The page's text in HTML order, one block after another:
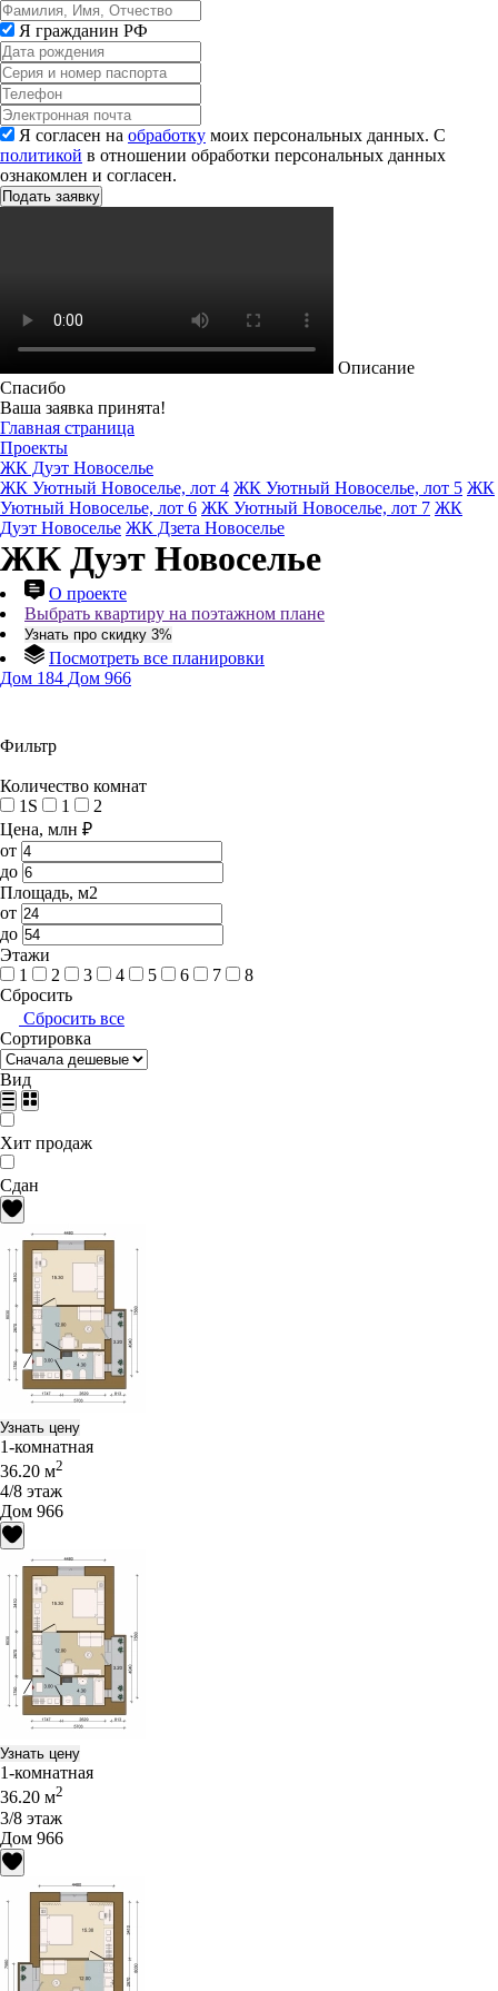
Я гражданин РФ
Я согласен на обработку моих персональных данных. С
политикой в отношении обработки персональных данных
ознакомлен и согласен.
Описание
Спасибо
Ваша заявка принята!
Главная страница
Проекты
ЖК Дуэт Новоселье
ЖК Уютный Новоселье, лот 4 ЖК Уютный Новоселье, лот 5 ЖК
Уютный Новоселье, лот 6 ЖК Уютный Новоселье, лот 7 ЖК
Дуэт Новоселье ЖК Дзета Новоселье
ЖК Дуэт Новоселье
О проекте
Выбрать квартиру на поэтажном плане
Узнать про скидку 3%
Посмотреть все планировки
Дом 184 Дом 966
Фильтр
Количество комнат
1S
1
2
Цена, млн ₽
от
до
Площадь, м2
от
до
Этажи
1
2 3 4 5 6 7
8
Сбросить
Сбросить все
Сортировка
Вид
Хит продаж
Сдан
Узнать цену
1-комнатная
36.20 м2
4/8 этаж
Дом 966
Узнать цену
1-комнатная
36.20 м2
3/8 этаж
Дом 966